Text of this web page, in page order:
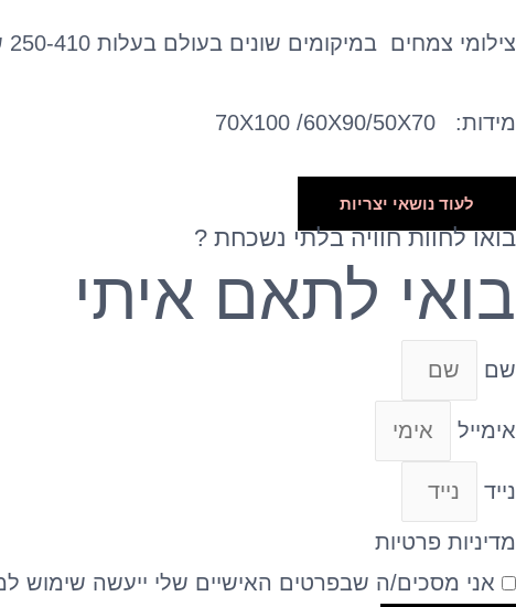
צילומי צמחים במיקומים שונים בעולם בעלות 250-410 ש"ח
מידות: 70X100 /60X90/50X70
לעוד נושאי יצריות
בואו לחוות חוויה בלתי נשכחת ?
בואי לתאם איתי
שם
אימייל
נייד
מדיניות פרטיות
אני מסכים/ה שבפרטים האישיים שלי ייעשה שימוש